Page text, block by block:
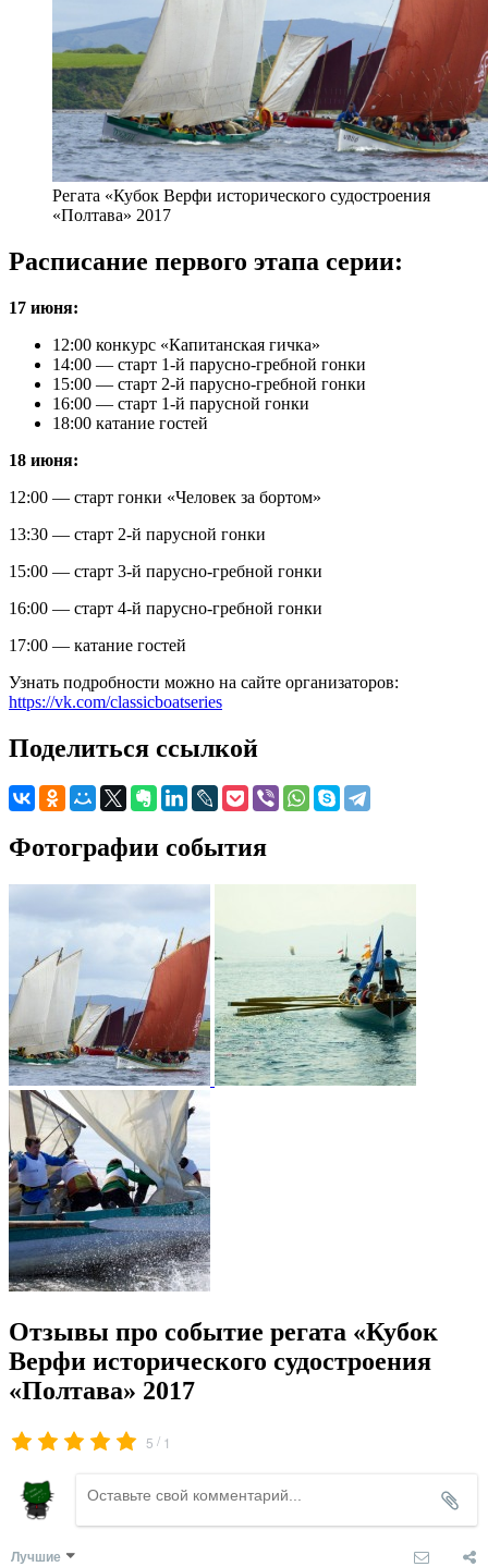
Регата «Кубок Верфи исторического судостроения
«Полтава» 2017
Расписание первого этапа серии:
17 июня:
12:00 конкурс «Капитанская гичка»
14:00 — старт 1-й парусно-гребной гонки
15:00 — старт 2-й парусно-гребной гонки
16:00 — старт 1-й парусной гонки
18:00 катание гостей
18 июня:
12:00 — старт гонки «Человек за бортом»
13:30 — старт 2-й парусной гонки
15:00 — старт 3-й парусно-гребной гонки
16:00 — старт 4-й парусно-гребной гонки
17:00 — катание гостей
Узнать подробности можно на сайте организаторов:
https://vk.com/classicboatseries
Поделиться ссылкой
Фотографии события
Отзывы про событие регата «Кубок
Верфи исторического судостроения
«Полтава» 2017
5 / 1
Лучшие